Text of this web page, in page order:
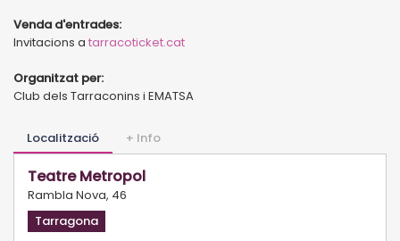
Venda d'entrades:
Invitacions a tarracoticket.cat
Organitzat per:
Club dels Tarraconins i EMATSA
Localització + Info
Teatre Metropol
Rambla Nova, 46
Tarragona